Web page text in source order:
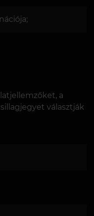
a
választják